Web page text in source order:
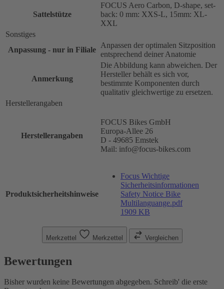
Sattelstütze
FOCUS Aero Carbon, D-shape, set-
back: 0 mm: XXS-L, 15mm: XL-
XXL
Sonstiges
Anpassung - nur in Filiale
Anpassen der optimalen Sitzposition
entsprechend deiner Anatomie
Anmerkung
Die Abbildung kann abweichen. Der
Hersteller behält es sich vor,
bestimmte Komponenten durch
qualitativ gleichwertige zu ersetzen.
Herstellerangaben
Herstellerangaben
FOCUS Bikes GmbH
Europa-Allee 26
D - 49685 Emstek
Mail: info@focus-bikes.com
Produktsicherheitshinweise
Focus Wichtige
Sicherheitsinformationen
Safety Notice Bike
Multilanguange.pdf
1909 KB
Merkzettel Merkzettel Vergleichen
Bewertungen
Bisher wurden keine Bewertungen abgegeben. Schreib' die erste